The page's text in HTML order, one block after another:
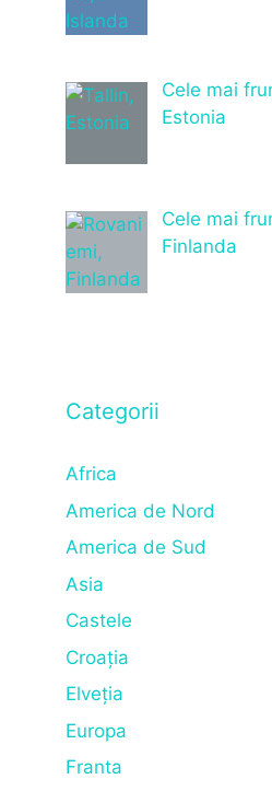
Cele mai
Estonia
Cele mai
Finlanda
Categorii
Africa
America de Nord
America de Sud
Asia
Castele
Croația
Elveția
Europa
Franta